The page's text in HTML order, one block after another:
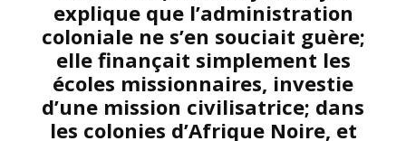
explique que l’administration
coloniale ne s’en souciait guère;
elle finançait simplement les
écoles missionnaires, investie
d’une mission civilisatrice; dans
les colonies d’Afrique Noire, et